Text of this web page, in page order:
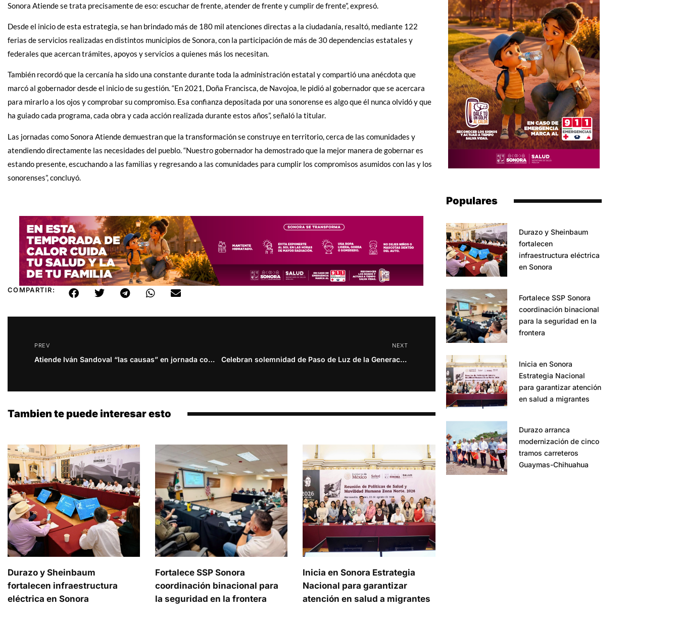
Sonora Atiende se trata precisamente de eso: escuchar de frente, atender de frente y cumplir de frente”, expresó.
Desde el inicio de esta estrategia, se han brindado más de 180 mil atenciones directas a la ciudadanía, resaltó, mediante 122
ferias de servicios realizadas en distintos municipios de Sonora, con la participación de más de 30 dependencias estatales y
federales que acercan trámites, apoyos y servicios a quienes más los necesitan.
También recordó que la cercanía ha sido una constante durante toda la administración estatal y compartió una anécdota que
marcó al gobernador desde el inicio de su gestión. “En 2021, Doña Francisca, de Navojoa, le pidió al gobernador que se acercara
para mirarlo a los ojos y comprobar su compromiso. Esa confianza depositada por una sonorense es algo que él nunca olvidó y que
ha guiado cada programa, cada obra y cada acción realizada durante estos años”, señaló la titular.
Las jornadas como Sonora Atiende demuestran que la transformación se construye en territorio, cerca de las comunidades y
atendiendo directamente las necesidades del pueblo. “Nuestro gobernador ha demostrado que la mejor manera de gobernar es
estando presente, escuchando a las familias y regresando a las comunidades para cumplir los compromisos asumidos con las y los
sonorenses”, concluyó.
COMPARTIR:
PREV
Atiende Iván Sandoval “las causas” en jornada comunitaria
NEXT
Celebran solemnidad de Paso de Luz de la Generación 2023-2026 de Enfermería del CONALEP
Tambien te puede interesar esto
Durazo y Sheinbaum
fortalecen infraestructura
eléctrica en Sonora
Fortalece SSP Sonora
coordinación binacional para
la seguridad en la frontera
Inicia en Sonora Estrategia
Nacional para garantizar
atención en salud a migrantes
Populares
Durazo y Sheinbaum
fortalecen
infraestructura eléctrica
en Sonora
Fortalece SSP Sonora
coordinación binacional
para la seguridad en la
frontera
Inicia en Sonora
Estrategia Nacional
para garantizar atención
en salud a migrantes
Durazo arranca
modernización de cinco
tramos carreteros
Guaymas-Chihuahua